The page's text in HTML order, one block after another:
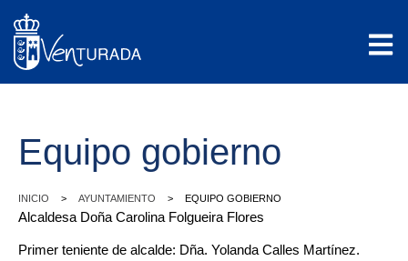
Equipo gobierno
INICIO > AYUNTAMIENTO > EQUIPO GOBIERNO
Alcaldesa Doña Carolina Folgueira Flores
Primer teniente de alcalde: Dña. Yolanda Calles Martínez.